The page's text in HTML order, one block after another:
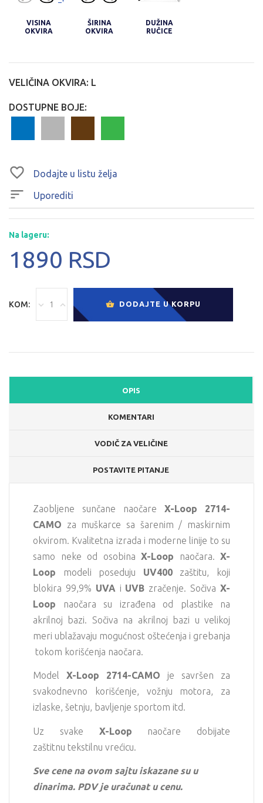
VISINA
OKVIRA
ŠIRINA
OKVIRA
DUŽINA
RUČICE
VELIČINA OKVIRA: L
DOSTUPNE BOJE:
Dodajte u listu želja
Uporediti
Na lageru:
1890 RSD
KOM: DODAJTE U KORPU
OPIS
KOMENTARI
VODIČ ZA VELIČINE
POSTAVITE PITANJE
Zaobljene sunčane naočare X-Loop 2714-
CAMO za muškarce sa šarenim / maskirnim
okvirom. Kvalitetna izrada i moderne linije to su
samo neke od osobina X-Loop naočara. X-
Loop modeli poseduju UV400zaštitu, koji
blokira 99,9% UVA i UVB zračenje. SočivaX-
Loop naočara su izrađena od plastike na
akrilnoj bazi. Sočiva na akrilnoj bazi u velikoj
meri ublažavaju mogućnost oštećenja i grebanja
tokom korišćenja naočara.
Model X-Loop 2714-CAMO je savršen za
svakodnevno korišćenje, vožnju motora, za
izlaske, šetnju, bavljenje sportom itd.
Uz svake X-Loop naočare dobijate
zaštitnu tekstilnu vrećicu.
Sve cene na ovom sajtu iskazane su u
dinarima. PDV je uračunat u cenu.